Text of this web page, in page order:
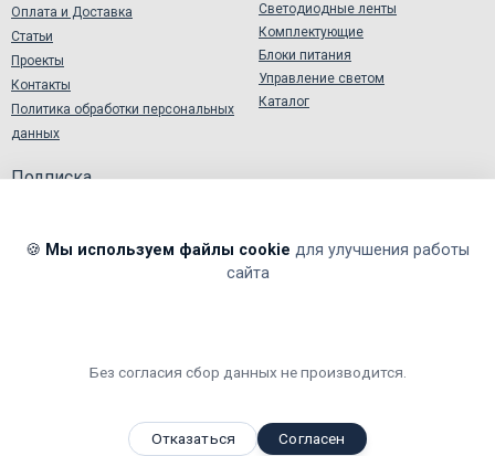
Оплата и Доставка
Статьи
Проекты
Контакты
Политика обработки персональных
данных
Светодиодные ленты
Комплектующие
Блоки питания
Управление светом
Каталог
Подписка
Я подтверждаю и принимаюСогласие на обработку
Master WebMoney
🍪 Мы используем файлы cookie для улучшения работы
сайта
Без согласия сбор данных не производится.
Отказаться Согласен